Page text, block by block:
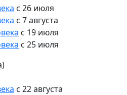
c 26 июля
c 7 августа
c 19 июля
c 25 июля
c 22 августа